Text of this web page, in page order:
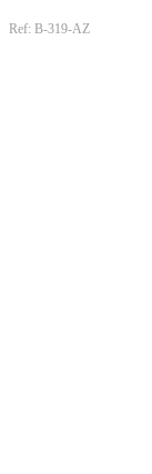
Ref: B-319-AZ